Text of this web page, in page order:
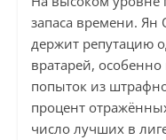
запаса времени. Ян
держит репутацию
вратарей,
попыток из
процент
число лучших в